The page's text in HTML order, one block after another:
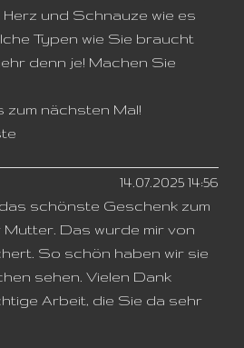
und Schnauze wie es
Typen wie Sie braucht
denn je! Machen Sie
zum nächsten Mal!
14.07.2025 14:56
schönste Geschenk zum
Das wurde mir von
So schön haben wir sie
sehen. Vielen Dank
Arbeit, die Sie da sehr